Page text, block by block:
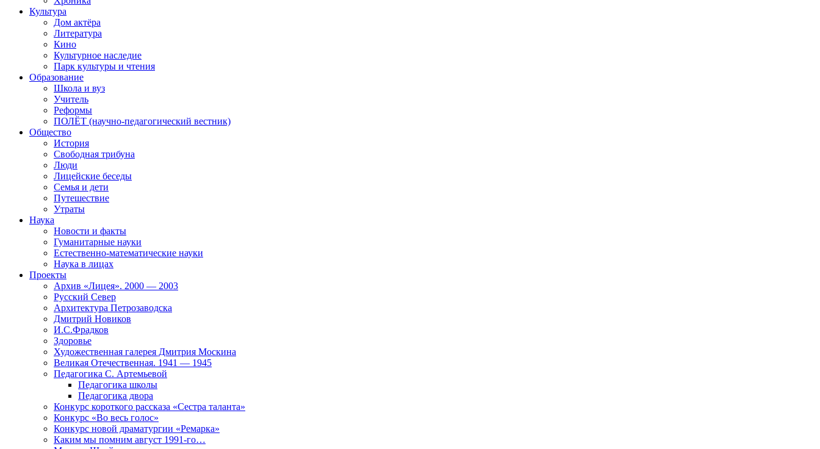
Культура
Дом актёра
Литература
Кино
Культурное наследие
Парк культуры и чтения
Образование
Школа и вуз
Учитель
Реформы
ПОЛЁТ (научно-педагогический вестник)
Общество
История
Свободная трибуна
Люди
Лицейские беседы
Семья и дети
Путешествие
Утраты
Наука
Новости и факты
Гуманитарные науки
Естественно-математические науки
Наука в лицах
Проекты
Архив «Лицея». 2000 — 2003
Русский Север
Архитектура Петрозаводска
Дмитрий Новиков
И.С.Фрадков
Здоровье
Художественная галерея Дмитрия Москина
Великая Отечественная. 1941 — 1945
Педагогика С. Артемьевой
Педагогика школы
Педагогика двора
Конкурс короткого рассказа «Сестра таланта»
Конкурс «Во весь голос»
Конкурс новой драматургии «Ремарка»
Каким мы помним август 1991-го…